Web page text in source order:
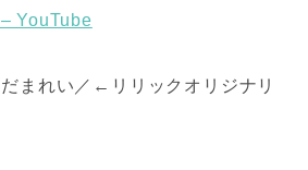
YouTube
まれい／←リリックオリジナリ